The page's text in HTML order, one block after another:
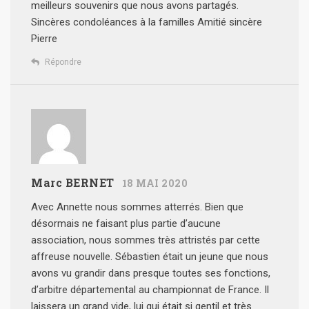
meilleurs souvenirs que nous avons partagés.
Sincères condoléances à la familles Amitié sincère
Pierre
Répondre
Marc BERNET 18 MAI 2020
Avec Annette nous sommes atterrés. Bien que
désormais ne faisant plus partie d’aucune
association, nous sommes très attristés par cette
affreuse nouvelle. Sébastien était un jeune que nous
avons vu grandir dans presque toutes ses fonctions,
d’arbitre départemental au championnat de France. Il
laissera un grand vide, lui qui était si gentil et très